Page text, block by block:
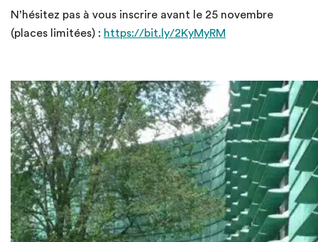
N’hésitez pas à vous inscrire avant le 25 novembre
(places limitées) : https://bit.ly/2KyMyRM